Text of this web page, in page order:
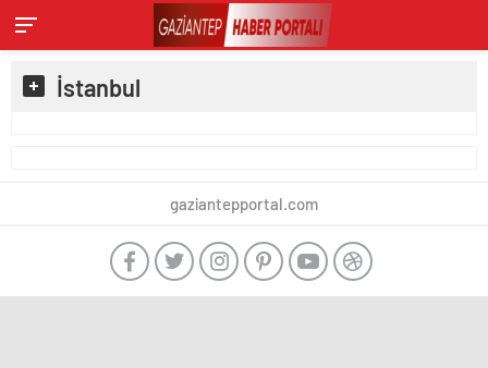
İstanbul
gaziantepportal.com